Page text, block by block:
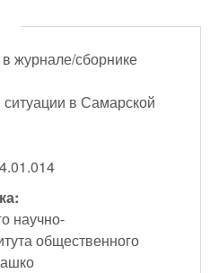
журнале/сборнике
в Самарской
научно-
общественного